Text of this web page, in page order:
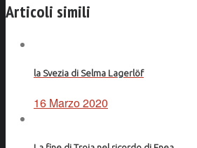
Articoli simili
la Svezia di Selma Lagerlöf
16 Marzo 2020